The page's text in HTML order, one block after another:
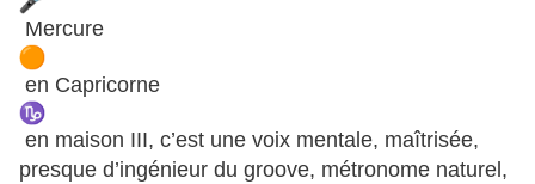
Mercure
en Capricorne
en maison III, c’est une voix mentale, maîtrisée,
presque d’ingénieur du groove, métronome naturel,